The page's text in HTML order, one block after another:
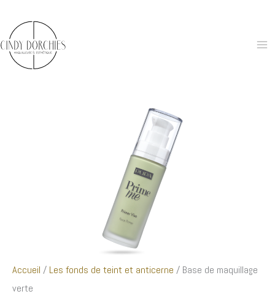
contenu
Accueil / Les fonds de teint et anticerne / Base de maquillage
verte